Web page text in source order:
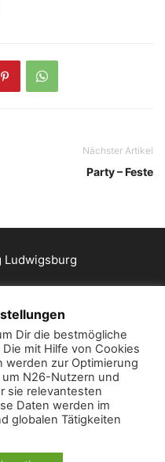
Nächster Artikel
Party – Feste
webzeitung.de
UNS
Dir die bestmögliche
mit Hilfe von Cookies
werden zur Optimierung
N26-Nutzern und
sie relevantesten
Daten werden im
globalen Tätigkeiten